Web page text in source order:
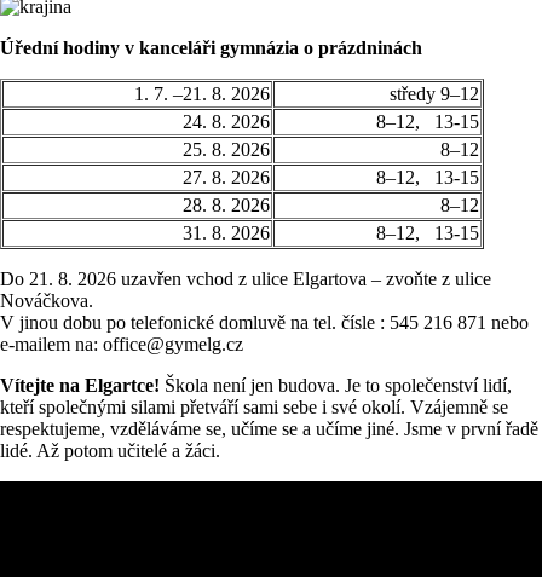
Úřední hodiny v kanceláři gymnázia o prázdninách
1. 7. –21. 8. 2026
středy 9–12
24. 8. 2026
8–12, 13-15
25. 8. 2026
8–12
27. 8. 2026
8–12, 13-15
28. 8. 2026
8–12
31. 8. 2026
8–12, 13-15
Do 21. 8. 2026 uzavřen vchod z ulice Elgartova – zvoňte z ulice
Nováčkova.
V jinou dobu po telefonické domluvě na tel. čísle : 545 216 871 nebo
e-mailem na: office@gymelg.cz
Vítejte na Elgartce! Škola není jen budova. Je to společenství lidí,
kteří společnými silami přetváří sami sebe i své okolí. Vzájemně se
respektujeme, vzděláváme se, učíme se a učíme jiné. Jsme v první řadě
lidé. Až potom učitelé a žáci.